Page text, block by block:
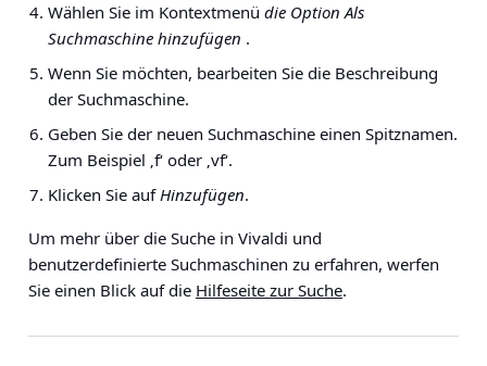
Wählen Sie im Kontextmenü die Option Als
Suchmaschine hinzufügen .
Wenn Sie möchten, bearbeiten Sie die Beschreibung
der Suchmaschine.
Geben Sie der neuen Suchmaschine einen Spitznamen.
Zum Beispiel ‚f‘ oder ‚vf‘.
Klicken Sie aufHinzufügen.
Um mehr über die Suche in Vivaldi und
benutzerdefinierte Suchmaschinen zu erfahren, werfen
Sie einen Blick auf die Hilfeseite zur Suche.